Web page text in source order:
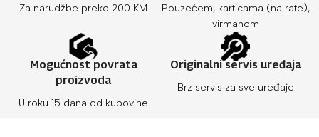
Za narudžbe preko 200 KM
Pouzećem, karticama (na rate),
virmanom
Mogućnost povrata
proizvoda
U roku 15 dana od kupovine
Originalni servis uređaja
Brz servis za sve uređaje